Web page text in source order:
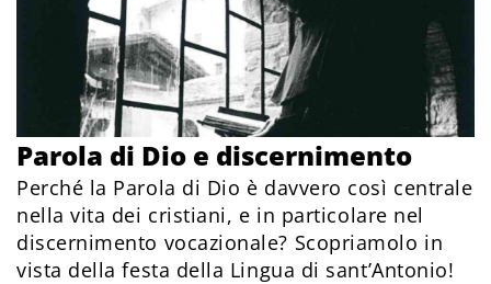
Parola di Dio e discernimento
Perché la Parola di Dio è davvero così centrale
nella vita dei cristiani, e in particolare nel
discernimento vocazionale? Scopriamolo in
vista della festa della Lingua di sant’Antonio!